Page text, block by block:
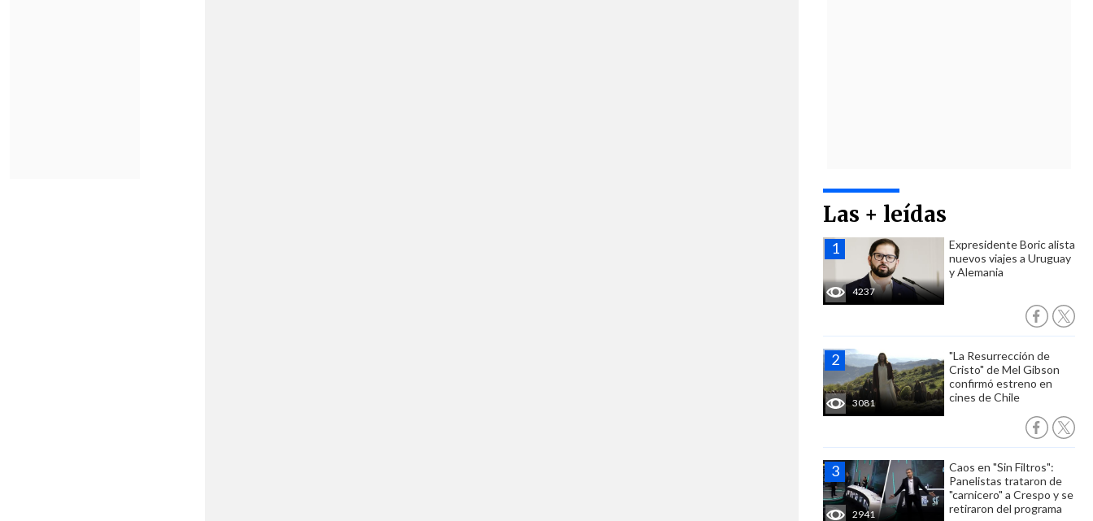
Las + leídas
4237
Expresidente Boric alista
nuevos viajes a Uruguay
y Alemania
3081
"La Resurrección de
Cristo" de Mel Gibson
confirmó estreno en
cines de Chile
2941
Caos en "Sin Filtros":
Panelistas trataron de
"carnicero" a Crespo y se
retiraron del programa